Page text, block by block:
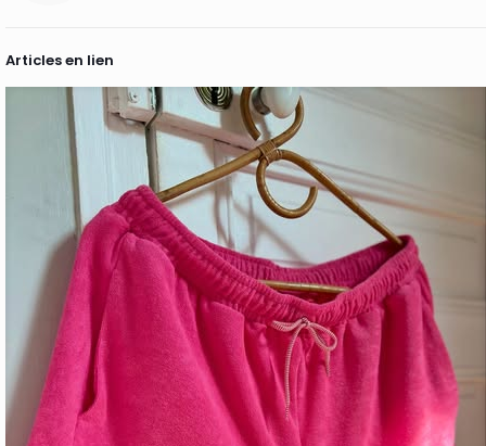
Articles en lien